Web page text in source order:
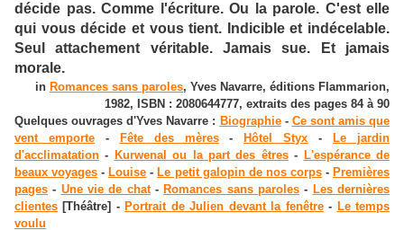
décide pas. Comme l'écriture. Ou la parole. C'est elle
qui vous décide et vous tient. Indicible et indécelable.
Seul attachement véritable. Jamais sue. Et jamais
morale.
in Romances sans paroles, Yves Navarre, éditions Flammarion,
1982, ISBN : 2080644777, extraits des pages 84 à 90
Quelques ouvrages d'Yves Navarre : Biographie- Ce sont amis que
vent emporte- Fête des mères- Hôtel Styx -
Le jardin
d'acclimatation - Kurwenal ou la part des êtres- L'espérance de
beaux voyages - Louise - Le petit galopin de nos corps- Premières
pages - Une vie de chat- Romances sans paroles - Les dernières
clientes [Théâtre] - Portrait de Julien devant la fenêtre- Le temps
voulu